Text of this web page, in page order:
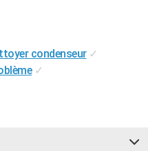
condenseur ✓
✓